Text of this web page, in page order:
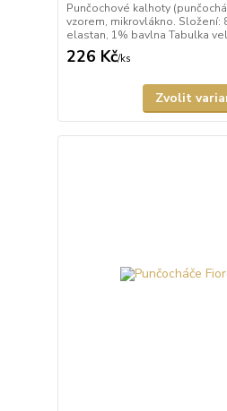
Punčochové kalhoty
vzorem, mikrovlákno. Složení:
elastan, 1% bavlna Tabulka
226 Kč/ks
Zvolit